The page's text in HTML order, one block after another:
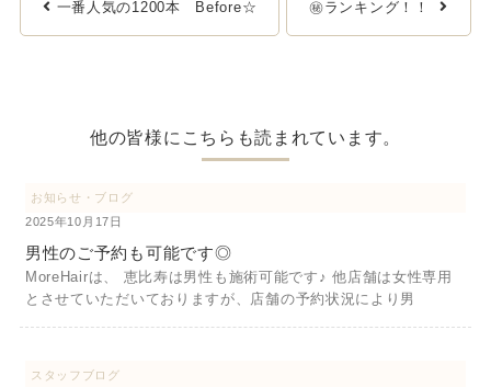
一番人気の1200本 Before☆ ㊙ランキング！！
他の皆様にこちらも読まれています。
お知らせ・ブログ
2025年10月17日
男性のご予約も可能です◎
MoreHairは、 恵比寿は男性も施術可能です♪ 他店舗は女性専用
とさせていただいておりますが、店舗の予約状況により男
スタッフブログ